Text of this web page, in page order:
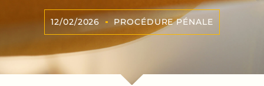
12/02/2026 PROCÉDURE PÉNALE